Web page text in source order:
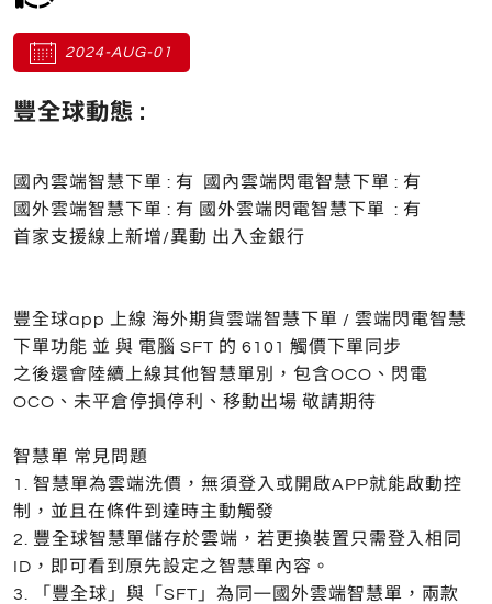
2024-AUG-01
豐全球動態 :
國內雲端智慧下單 : 有 國內雲端閃電智慧下單 : 有
國外雲端智慧下單 : 有 國外雲端閃電智慧下單 : 有
首家支援線上新增/異動 出入金銀行
豐全球app 上線 海外期貨雲端智慧下單 / 雲端閃電智慧
下單功能 並 與 電腦 SFT 的 6101 觸價下單同步
之後還會陸續上線其他智慧單別，包含OCO、閃電
OCO、未平倉停損停利、移動出場 敬請期待
智慧單 常見問題
1. 智慧單為雲端洗價，無須登入或開啟APP就能啟動控
制，並且在條件到達時主動觸發
2. 豐全球智慧單儲存於雲端，若更換裝置只需登入相同
ID，即可看到原先設定之智慧單內容。
3. 「豐全球」與「SFT」為同㇐國外雲端智慧單，兩款